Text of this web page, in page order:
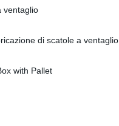
ventaglio
di scatole a ventaglio
with Pallet